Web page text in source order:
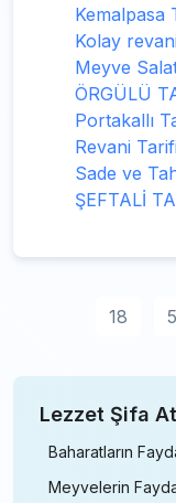
Kemalpasa
Kolay revani
Meyve
ÖRGÜLÜ
Portakallı
Revani Tarifi
Sade ve
ŞEFTALİ
18
Lezzet Şifa
Baharatların
Meyvelerin